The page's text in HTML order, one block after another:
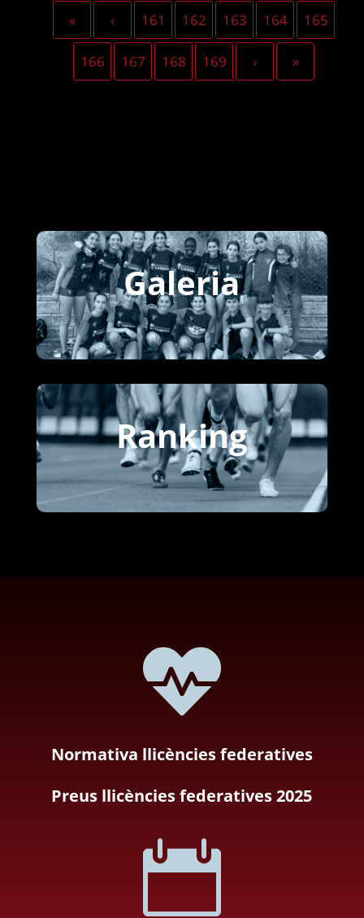
« ‹ 161 162 163 164 165
166 167 168 169 › »
Galeria
Ranking

Normativa llicències federatives
Preus llicències federatives 2025
